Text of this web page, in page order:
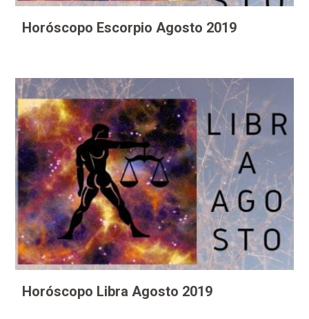
Horóscopo Escorpio Agosto 2019
Horóscopo Libra Agosto 2019